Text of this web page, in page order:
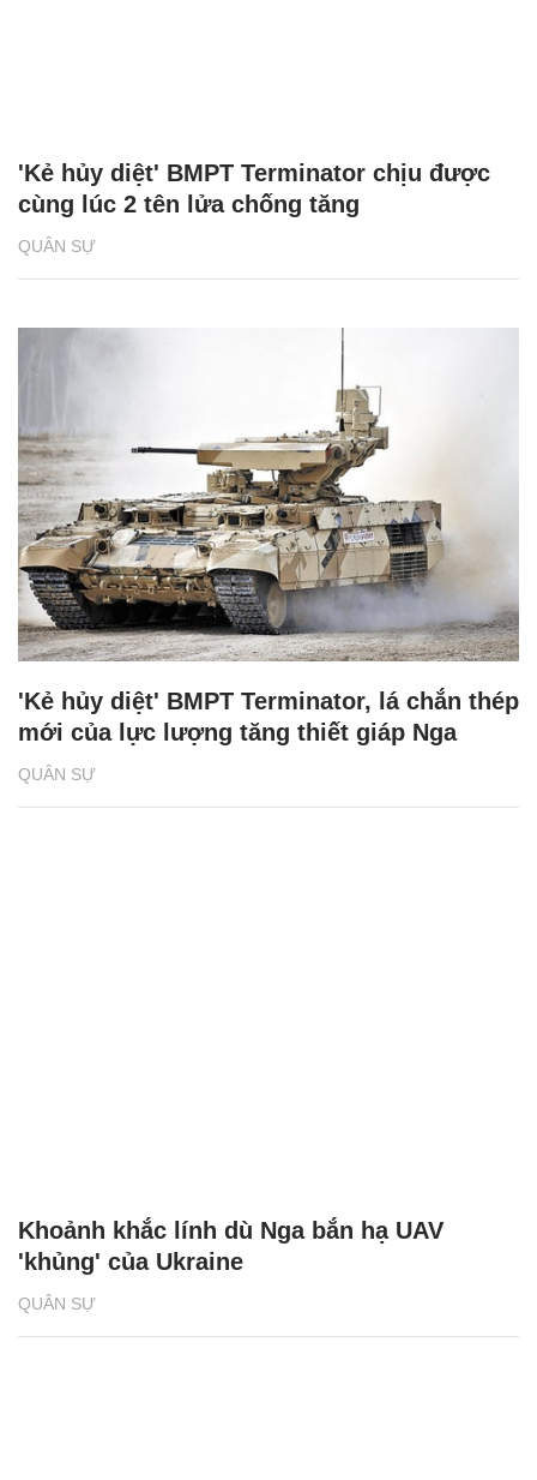
QUÂN SỰ
'Kẻ hủy diệt' BMPT Terminator chịu được
cùng lúc 2 tên lửa chống tăng
QUÂN SỰ
'Kẻ hủy diệt' BMPT Terminator, lá chắn thép
mới của lực lượng tăng thiết giáp Nga
QUÂN SỰ
Khoảnh khắc lính dù Nga bắn hạ UAV
'khủng' của Ukraine